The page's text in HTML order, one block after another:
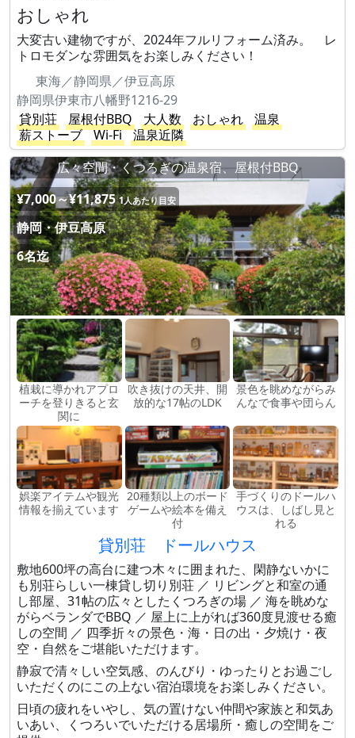
おしゃれ
大変古い建物ですが、2024年フルリフォーム済み。 レ
トロモダンな雰囲気をお楽しみください！
東海／静岡県／伊豆高原
静岡県伊東市八幡野1216-29
貸別荘
屋根付BBQ 大人数 おしゃれ
温泉
薪ストーブ
Wi-Fi
温泉近隣
広々空間・くつろぎの温泉宿、屋根付BBQ
¥7,000～¥11,875 1人あたり目安
静岡・伊豆高原
6名迄
植栽に導かれアプロ
ーチを登りきると玄
関に
吹き抜けの天井、開
放的な17帖のLDK
景色を眺めながらみ
んなで食事や団らん
娯楽アイテムや観光
情報を揃えています
20種類以上のボード
ゲームや絵本を備え
付
手づくりのドールハ
ウスは、しばし見と
れる
貸別荘 ドールハウス
敷地600坪の高台に建つ木々に囲まれた、閑静ないかに
も別荘らしい一棟貸し切り別荘 ／ リビングと和室の通
し部屋、31帖の広々としたくつろぎの場 ／ 海を眺めな
がらベランダでBBQ ／ 屋上に上がれば360度見渡せる癒
しの空間 ／ 四季折々の景色・海・日の出・夕焼け・夜
空・自然をご堪能いただけます。
静寂で清々しい空気感、のんびり・ゆったりとお過ごし
いただくのにこの上ない宿泊環境をお楽しみください。
日頃の疲れをいやし、気の置けない仲間や家族と和気あ
いあい、くつろいでいただける居場所・癒しの空間をご